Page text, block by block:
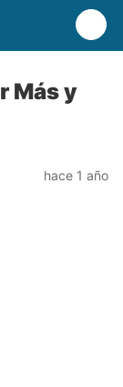
Más y
hace 1 año